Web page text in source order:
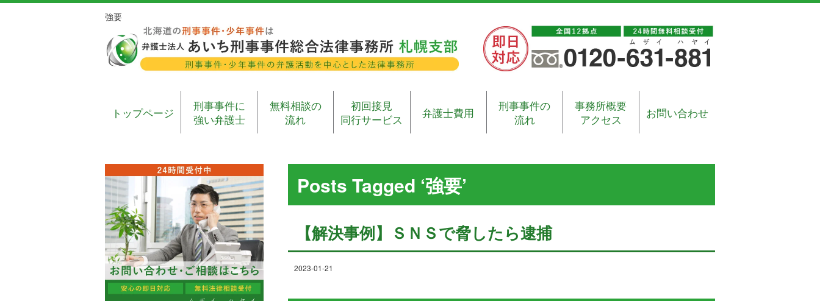
強要
トップページ
刑事事件に
強い弁護士
無料相談の
流れ
初回接見
同行サービス
弁護士費用
刑事事件の
流れ
事務所概要
アクセス
お問い合わせ
Posts Tagged ‘強要’
【解決事例】ＳＮＳで脅したら逮捕
2023-01-21